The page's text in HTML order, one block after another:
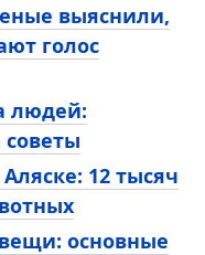
выяснили,
голос
людей:
12 тысяч
основные